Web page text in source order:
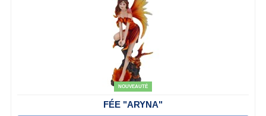
NOUVEAUTÉ
FÉE "ARYNA"